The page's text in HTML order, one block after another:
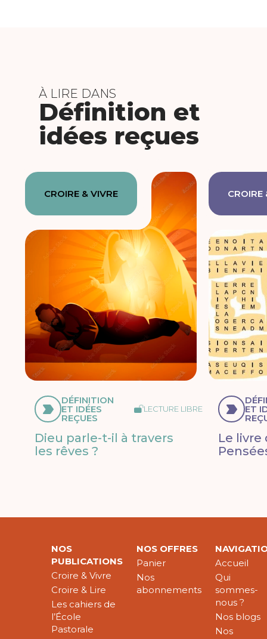
À LIRE DANS
Définition et
idées reçues
CROIRE & VIVRE
DÉFINITION
ET IDÉES
REÇUES
LECTURE LIBRE
Dieu parle-t-il à travers
les rêves ?
CROIRE
ET
Le livre
NOS
PUBLICATIONS
Croire & Vivre
Croire & Lire
Les cahiers de
l’École
Pastorale
NOS OFFRES
Panier
Nos
abonnements
Accueil
Qui
sommes-
nous ?
Nos blogs
Nos